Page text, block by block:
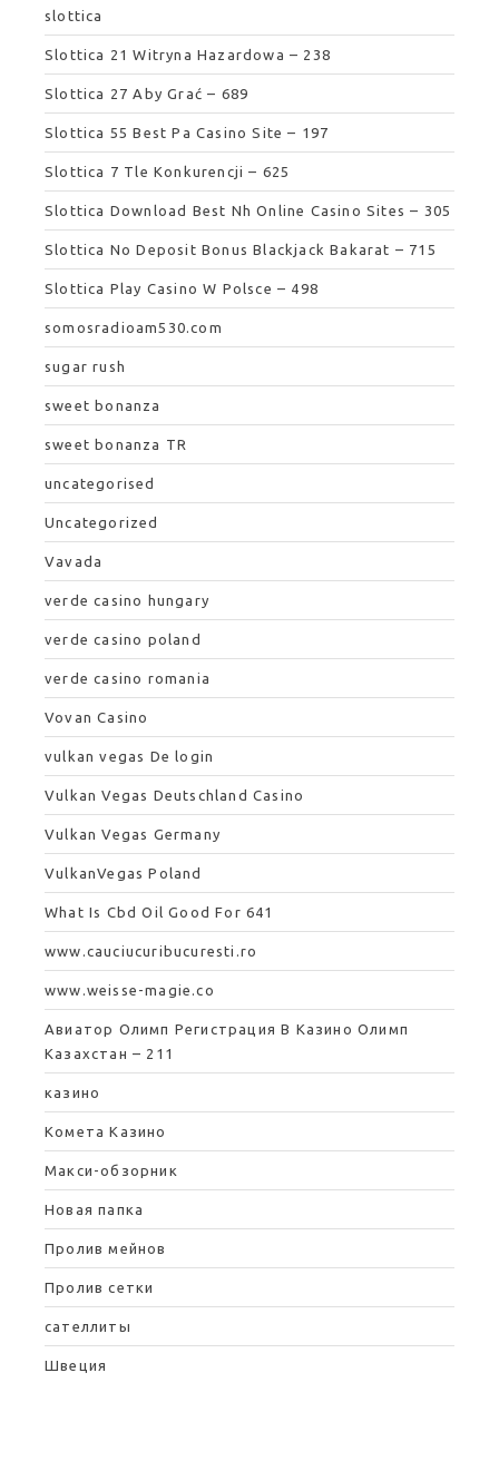
slottica
Slottica 21 Witryna Hazardowa – 238
Slottica 27 Aby Grać – 689
Slottica 55 Best Pa Casino Site – 197
Slottica 7 Tle Konkurencji – 625
Slottica Download Best Nh Online Casino Sites – 305
Slottica No Deposit Bonus Blackjack Bakarat – 715
Slottica Play Casino W Polsce – 498
somosradioam530.com
sugar rush
sweet bonanza
sweet bonanza TR
uncategorised
Uncategorized
Vavada
verde casino hungary
verde casino poland
verde casino romania
Vovan Casino
vulkan vegas De login
Vulkan Vegas Deutschland Casino
Vulkan Vegas Germany
VulkanVegas Poland
What Is Cbd Oil Good For 641
www.cauciucuribucuresti.ro
www.weisse-magie.co
Авиатор Олимп Регистрация В Казино Олимп
Казахстан – 211
казино
Комета Казино
Макси-обзорник
Новая папка
Пролив мейнов
Пролив сетки
сателлиты
Швеция